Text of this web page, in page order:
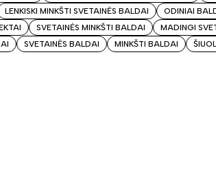
LENKISKI MINKŠTI SVETAINĖS BALDAI ODINIAI
SVETAINĖS MINKŠTI BALDAI MADINGI
SVETAINĖS BALDAI MINKŠTI BALDAI